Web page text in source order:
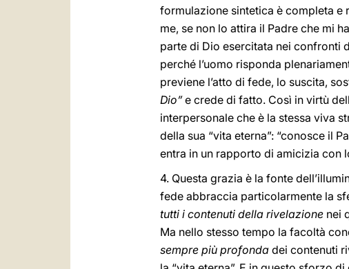
formulazione sintetica è completa e
me, se non lo attira il Padre che mi
parte di Dio esercitata nei confronti
perché l’uomo risponda
previene l’atto di fede, lo suscita,
Dio”e crede di fatto. Così in virtù
interpersonale che è la stessa viva
della sua “vita eterna”: “conosce il
entra in un rapporto di amicizia con
4. Questa grazia è la fonte
fede abbraccia particolarmente la
tutti i contenuti della rivelazione nei
Ma nello stesso tempo la facoltà
sempre più profonda dei contenuti